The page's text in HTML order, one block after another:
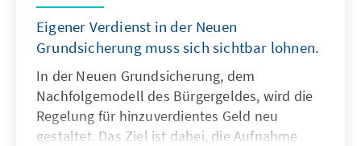
Eigener Verdienst in der Neuen
Grundsicherung muss sich sichtbar lohnen.
In der Neuen Grundsicherung, dem
Nachfolgemodell des Bürgergeldes, wird die
Regelung für hinzuverdientes Geld neu
gestaltet. Das Ziel ist dabei, die Aufnahme